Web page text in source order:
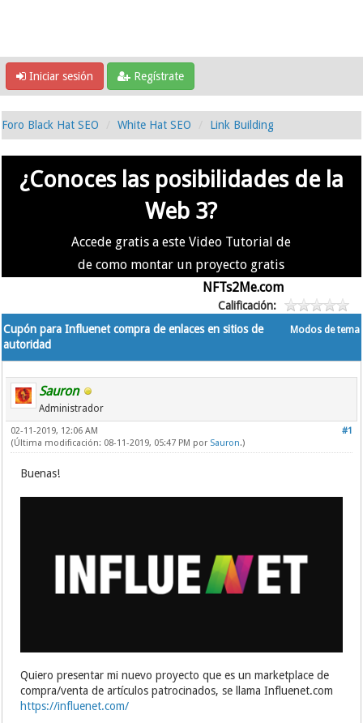
Iniciar sesión Regístrate
Foro Black Hat SEO White Hat SEO Link Building
¿Conoces las posibilidades de la
Web 3?
Accede gratis a este Video Tutorial de
de como montar un proyecto gratis
NFTs2Me.com
Calificación:
Modos de tema
Cupón para Influenet compra de enlaces en sitios de
autoridad
Sauron
Administrador
#1
02-11-2019, 12:06 AM
(Última modificación: 08-11-2019, 05:47 PM por Sauron.)
Buenas!
Quiero presentar mi nuevo proyecto que es un marketplace de
compra/venta de artículos patrocinados, se llama Influenet.com
https://influenet.com/